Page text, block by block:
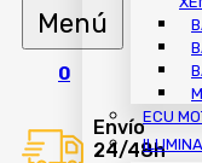
ECU
0
Envío
24/48h